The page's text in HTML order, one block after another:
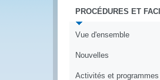
PROCÉDURES ET
Vue d'ensemble
Nouvelles
Activités et programmes